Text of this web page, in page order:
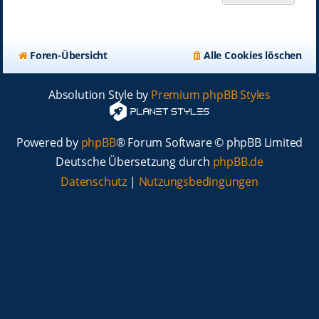
Foren-Übersicht Alle Cookies löschen
Absolution Style by Premium phpBB Styles
Powered by phpBB® Forum Software © phpBB Limited
Deutsche Übersetzung durch phpBB.de
Datenschutz | Nutzungsbedingungen